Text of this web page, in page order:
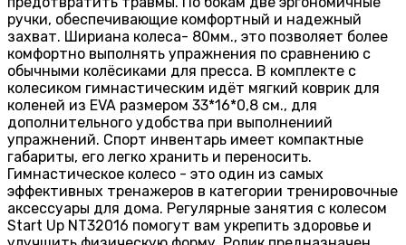
ручки, обеспечивающие комфортный и надежный
захват. Шириана колеса- 80мм., это позволяет более
комфортно выполнять упражнения по сравнению с
обычными колёсиками для пресса. В комплекте с
колесиком гимнастическим идёт мягкий коврик для
коленей из EVA размером 33*16*0,8 см., для
дополнительного удобства при выполнениий
упражнений. Спорт инвентарь имеет компактные
габариты, его легко хранить и переносить.
Гимнастическое колесо - это один из самых
эффективных тренажеров в категории тренировочные
аксессуары для дома. Регулярные занятия с колесом
Start Up NT32016 помогут вам укрепить здоровье и